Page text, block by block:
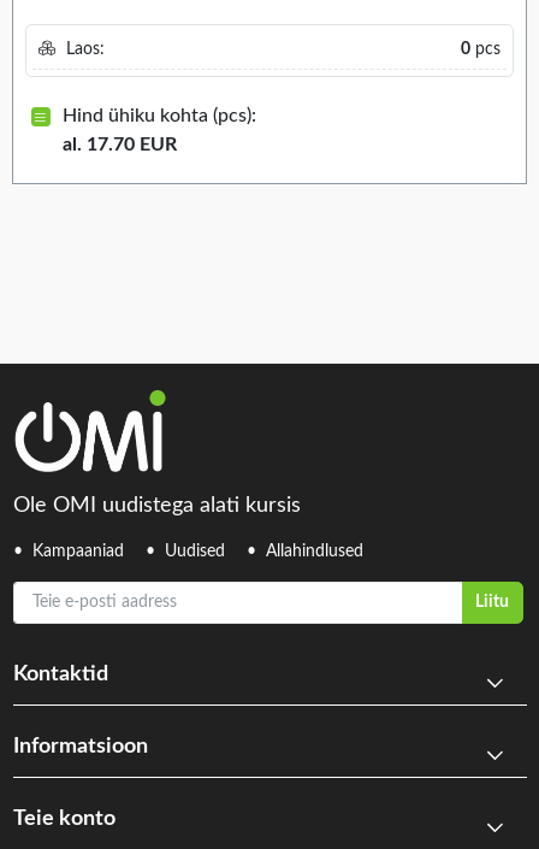
Laos: 0 pcs
Hind ühiku kohta (pcs):
al. 17.70 EUR
Ole OMI uudistega alati kursis
Kampaaniad Uudised Allahindlused
Teie e-posti aadress
Liitu
Kontaktid
Informatsioon
Teie konto